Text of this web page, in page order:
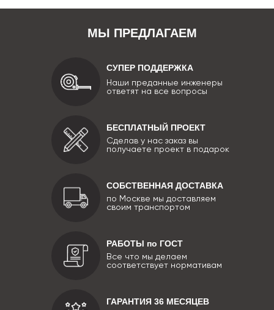
МЫ ПРЕДЛАГАЕМ
СУПЕР ПОДДЕРЖКА
Наши преданные инженеры
ответят на все вопросы
БЕСПЛАТНЫЙ ПРОЕКТ
Сделав у нас заказ вы
получаете проект в подарок
СОБСТВЕННАЯ ДОСТАВКА
по Москве мы доставляем
своим транспортом
РАБОТЫ по ГОСТ
Все что мы делаем
соответствует нормативам
ГАРАНТИЯ 36 МЕСЯЦЕВ